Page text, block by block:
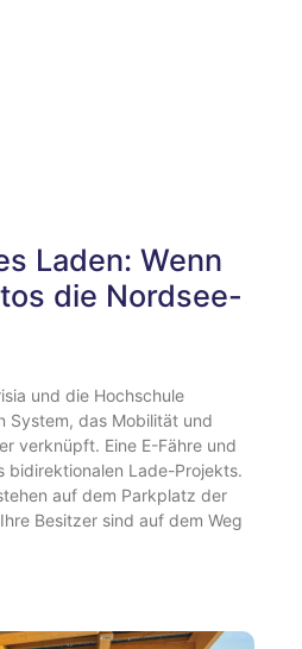
Laden: Wenn
die Nordsee-
und die Hochschule
System, das Mobilität und
verknüpft. Eine E-Fähre und
bidirektionalen Lade-Projekts.
auf dem Parkplatz der
Besitzer sind auf dem Weg